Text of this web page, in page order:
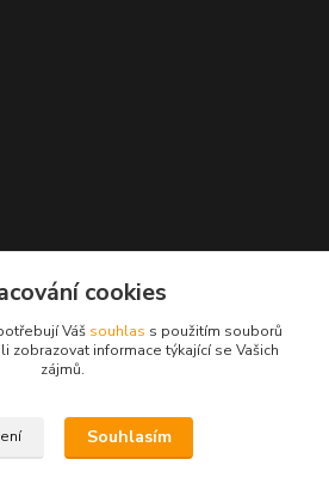
cookies
Váš souhlas s použitím souborů
zobrazovat informace týkající se Vašich
zájmů.
Souhlasím